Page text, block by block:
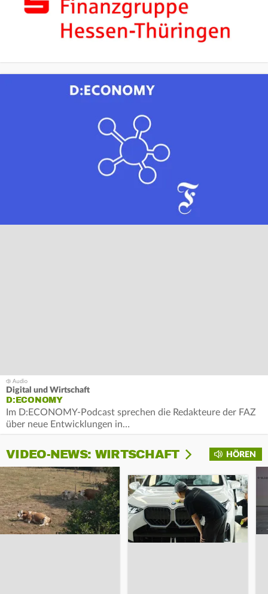
Digital und Wirtschaft
D:ECONOMY
Im D:ECONOMY-Podcast sprechen die Redakteure der FAZ
über neue Entwicklungen in…
HÖREN
VIDEO-NEWS: WIRTSCHAFT